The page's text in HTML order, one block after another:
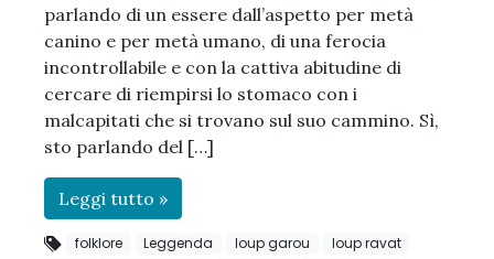
parlando di un essere dall’aspetto per metà
canino e per metà umano, di una ferocia
incontrollabile e con la cattiva abitudine di
cercare di riempirsi lo stomaco con i
malcapitati che si trovano sul suo cammino. Sì,
sto parlando del […]
Leggi tutto »
folklore Leggenda loup garou
loup ravat